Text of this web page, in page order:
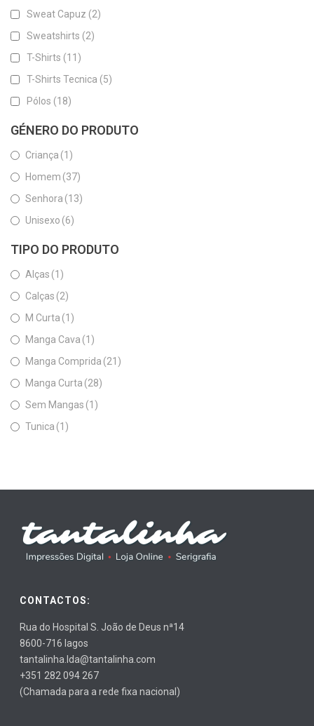
Sweat Capuz (2)
Sweatshirts (2)
T-Shirts (11)
T-Shirts Tecnica (5)
Pólos (18)
GÉNERO DO PRODUTO
Criança (1)
Homem (37)
Senhora (13)
Unisexo (6)
TIPO DO PRODUTO
Alças (1)
Calças (2)
M Curta (1)
Manga Cava (1)
Manga Comprida (21)
Manga Curta (28)
Sem Mangas (1)
Tunica (1)
CONTACTOS:
Rua do Hospital S. João de Deus nª14
8600-716 lagos
tantalinha.lda@tantalinha.com
+351 282 094 267
(Chamada para a rede fixa nacional)